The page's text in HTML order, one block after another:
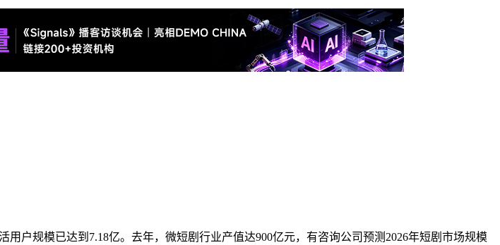
户规模已达到7.18亿。去年，微短剧行业产值达900亿元，有咨询公司预测2026年短剧市场规模